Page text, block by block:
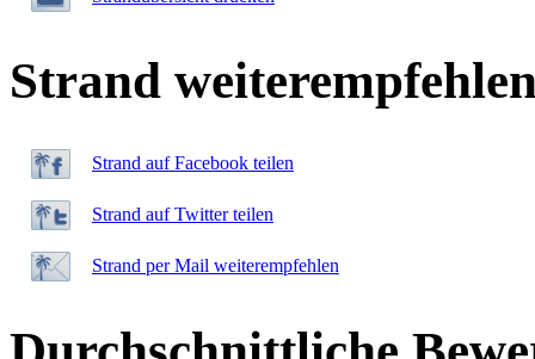
Strand
Strand auf Facebook teilen
Strand auf Twitter teilen
Strand per Mail weiterempfehlen